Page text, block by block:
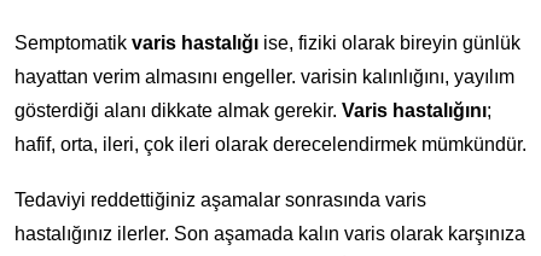
Semptomatik varis hastalığı ise, fiziki olarak bireyin günlük
hayattan verim almasını engeller. varisin kalınlığını, yayılım
gösterdiği alanı dikkate almak gerekir. Varis hastalığını;
hafif, orta, ileri, çok ileri olarak derecelendirmek mümkündür.
Tedaviyi reddettiğiniz aşamalar sonrasında varis
hastalığınız ilerler. Son aşamada kalın varis olarak karşınıza